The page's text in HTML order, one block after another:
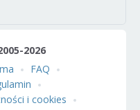
2026
FAQ
i cookies